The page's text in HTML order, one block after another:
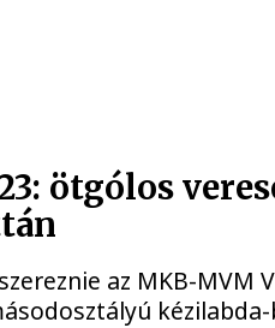
ötgólos
az MKB-MVM